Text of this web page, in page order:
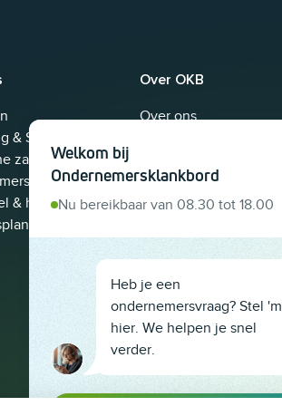
& Sales
zaken voor
& hr
maken
Over OKB
Over ons
Partners
Contact
Welkom bij
Ondernemersklankbord
Nu bereikbaar van 08.30 tot 18.00
Heb je een
ondernemersvraag? Stel 'm
hier. We helpen je snel
verder.